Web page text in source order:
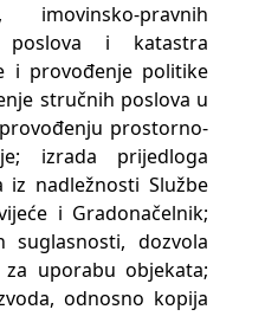
imovinsko-pravnih
poslova i katastra
i provođenje politike
stručnih poslova u
prostorno-
izrada prijedloga
nadležnosti Službe
i Gradonačelnik;
suglasnosti, dozvola
uporabu objekata;
odnosno kopija